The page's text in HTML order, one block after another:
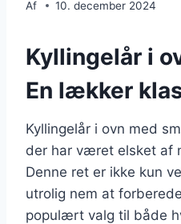
Af 10. december 2024
Kyllingelår i
En lækker
Kyllingelår i ovn med
der har været elsket af
Denne ret er ikke kun
utrolig nem at
populært valg til både